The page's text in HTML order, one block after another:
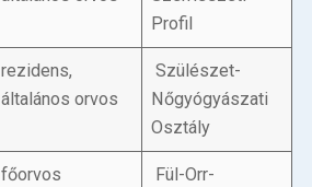
Profil
rezidens,
általános orvos
Szülészet-
Nőgyógyászati
Osztály
főorvos
Fül-Orr-